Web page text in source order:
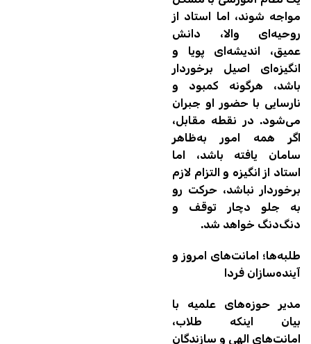
مواجه شوند، اما استاد از
روحیه‌ای والا، دانش
عمیق، اندیشه‌ای پویا و
انگیزه‌ای اصیل برخوردار
باشد، هرگونه کمبود و
نارسایی با حضور او جبران
می‌شود. در نقطه مقابل،
اگر همه امور به‌ظاهر
سامان یافته باشد، اما
استاد از انگیزه و التزام لازم
برخوردار نباشد، حرکت رو
به جلو دچار توقف و
دنگ‌دنگ خواهد شد.
طلبه‌ها؛ امانت‌های امروز و
آینده‌سازان فردا
مدیر حوزه‌های علمیه با
بیان اینکه طلاب،
امانت‌های الهی و سازندگان